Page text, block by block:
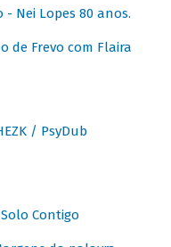
- Nei Lopes 80 anos.
de Frevo com Flaira
/ PsyDub
Solo Contigo